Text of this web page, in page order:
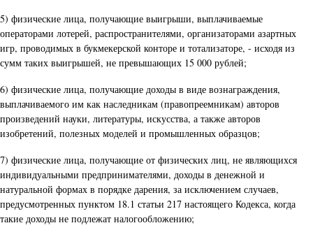
5) физические лица, получающие выигрыши, выплачиваемые
операторами лотерей, распространителями, организаторами азартных
игр, проводимых в букмекерской конторе и тотализаторе, - исходя из
сумм таких выигрышей, не превышающих 15 000 рублей;
6) физические лица, получающие доходы в виде вознаграждения,
выплачиваемого им как наследникам (правопреемникам) авторов
произведений науки, литературы, искусства, а также авторов
изобретений, полезных моделей и промышленных образцов;
7) физические лица, получающие от физических лиц, не являющихся
индивидуальными предпринимателями, доходы в денежной и
натуральной формах в порядке дарения, за исключением случаев,
предусмотренных пунктом 18.1 статьи 217 настоящего Кодекса, когда
такие доходы не подлежат налогообложению;